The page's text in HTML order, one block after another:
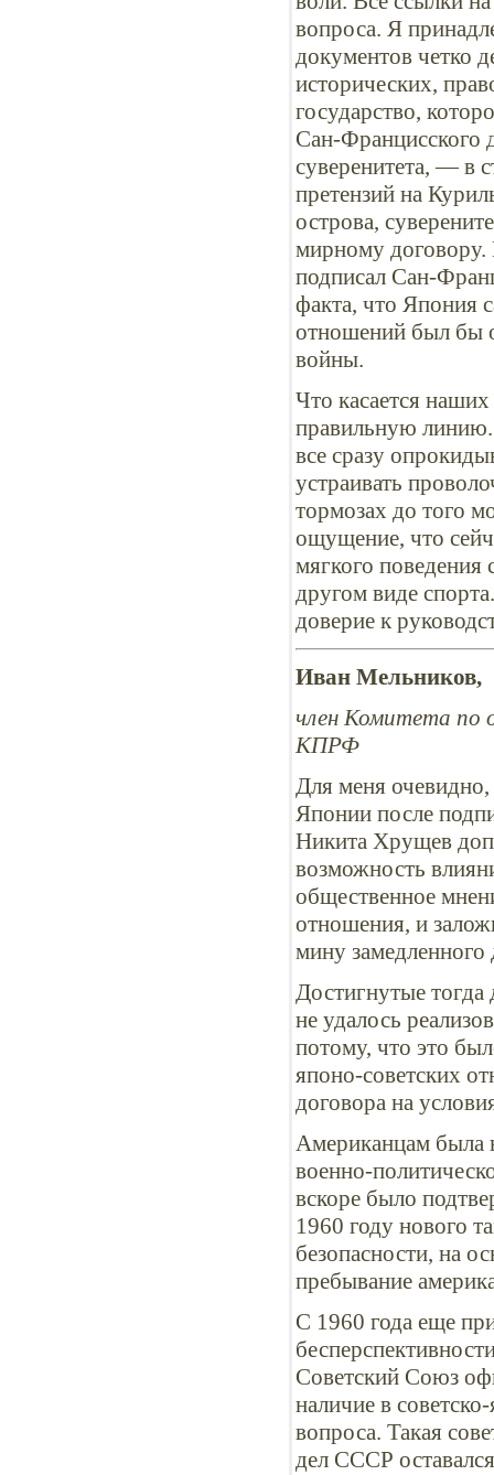
вопроса. Я
документов четко
исторических,
государство,
Сан-Францисского
суверенитета, — в
претензий на
острова,
мирному договору.
подписал Сан-
факта, что Япония
отношений был бы
войны.
Что касается
правильную линию.
все сразу
устраивать
тормозах до того
ощущение, что
мягкого
другом виде
доверие к
Иван Мельников,
член Комитета по
КПРФ
Для меня очевидно,
Японии после
Никита Хрущев
возможность
общественное
отношения, и
мину замедленного
Достигнутые
не удалось
потому, что это
японо-советских
договора на
Американцам была
военно-
вскоре было
1960 году нового
безопасности, на
пребывание
С 1960 года еще
Советский Союз
наличие в
вопроса. Такая
дел СССР